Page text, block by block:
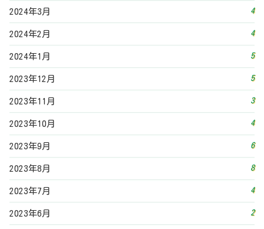
2024年3月 4
2024年2月 4
2024年1月 5
2023年12月 5
2023年11月 3
2023年10月 4
2023年9月 6
2023年8月 8
2023年7月 4
2023年6月 2